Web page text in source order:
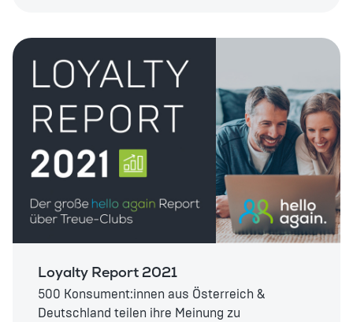
Loyalty Report 2021
500 Konsument:innen aus Österreich &
Deutschland teilen ihre Meinung zu